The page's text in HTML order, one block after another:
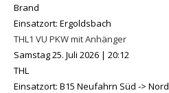
Brand
Einsatzort: Ergoldsbach
THL1 VU PKW mit Anhänger
Samstag 25. Juli 2026 | 20:12
THL
Einsatzort: B15 Neufahrn Süd -> Nord